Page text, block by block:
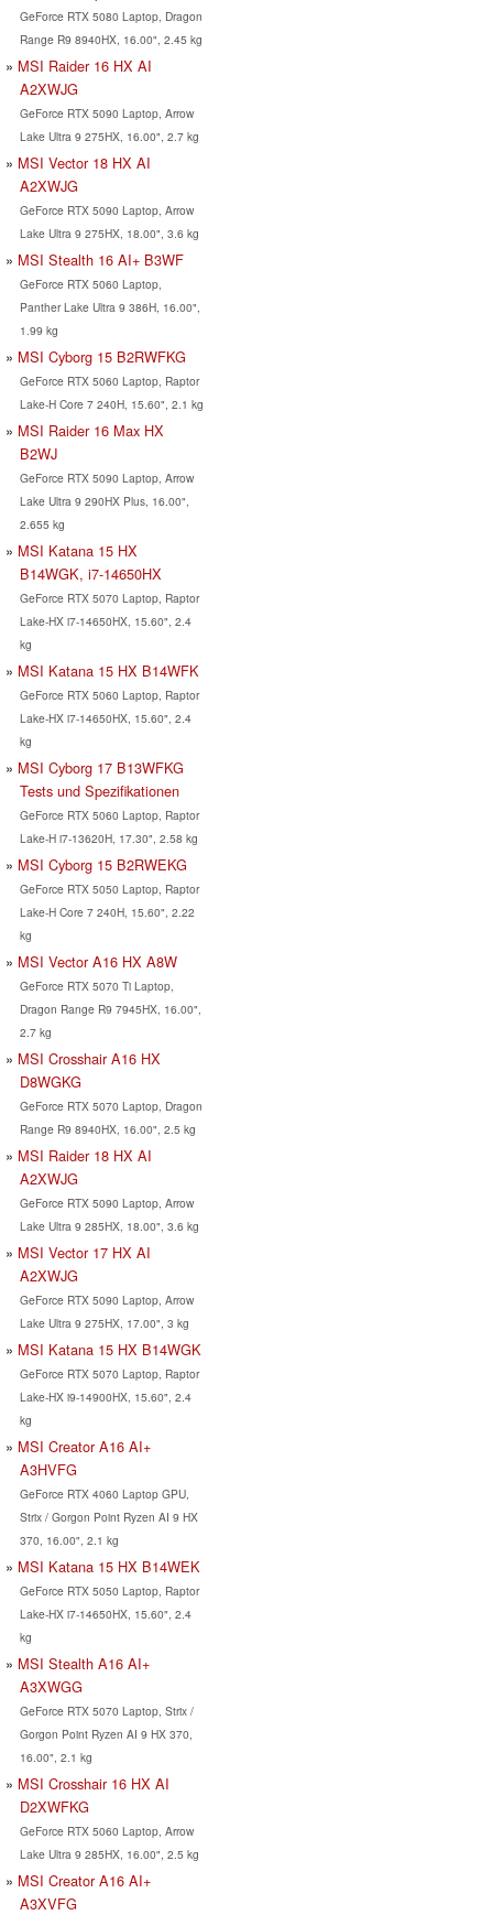
GeForce RTX 5080 Laptop, Dragon
Range R9 8940HX, 16.00", 2.45 kg
MSI Raider 16 HX AI
A2XWJG
GeForce RTX 5090 Laptop, Arrow
Lake Ultra 9 275HX, 16.00", 2.7 kg
MSI Vector 18 HX AI
A2XWJG
GeForce RTX 5090 Laptop, Arrow
Lake Ultra 9 275HX, 18.00", 3.6 kg
MSI Stealth 16 AI+ B3WF
GeForce RTX 5060 Laptop,
Panther Lake Ultra 9 386H, 16.00",
1.99 kg
MSI Cyborg 15 B2RWFKG
GeForce RTX 5060 Laptop, Raptor
Lake-H Core 7 240H, 15.60", 2.1 kg
MSI Raider 16 Max HX
B2WJ
GeForce RTX 5090 Laptop, Arrow
Lake Ultra 9 290HX Plus, 16.00",
2.655 kg
MSI Katana 15 HX
B14WGK, i7-14650HX
GeForce RTX 5070 Laptop, Raptor
Lake-HX i7-14650HX, 15.60", 2.4
kg
MSI Katana 15 HX B14WFK
GeForce RTX 5060 Laptop, Raptor
Lake-HX i7-14650HX, 15.60", 2.4
kg
MSI Cyborg 17 B13WFKG
Tests und Spezifikationen
GeForce RTX 5060 Laptop, Raptor
Lake-H i7-13620H, 17.30", 2.58 kg
MSI Cyborg 15 B2RWEKG
GeForce RTX 5050 Laptop, Raptor
Lake-H Core 7 240H, 15.60", 2.22
kg
MSI Vector A16 HX A8W
GeForce RTX 5070 Ti Laptop,
Dragon Range R9 7945HX, 16.00",
2.7 kg
MSI Crosshair A16 HX
D8WGKG
GeForce RTX 5070 Laptop, Dragon
Range R9 8940HX, 16.00", 2.5 kg
MSI Raider 18 HX AI
A2XWJG
GeForce RTX 5090 Laptop, Arrow
Lake Ultra 9 285HX, 18.00", 3.6 kg
MSI Vector 17 HX AI
A2XWJG
GeForce RTX 5090 Laptop, Arrow
Lake Ultra 9 275HX, 17.00", 3 kg
MSI Katana 15 HX B14WGK
GeForce RTX 5070 Laptop, Raptor
Lake-HX i9-14900HX, 15.60", 2.4
kg
MSI Creator A16 AI+
A3HVFG
GeForce RTX 4060 Laptop GPU,
Strix / Gorgon Point Ryzen AI 9 HX
370, 16.00", 2.1 kg
MSI Katana 15 HX B14WEK
GeForce RTX 5050 Laptop, Raptor
Lake-HX i7-14650HX, 15.60", 2.4
kg
MSI Stealth A16 AI+
A3XWGG
GeForce RTX 5070 Laptop, Strix /
Gorgon Point Ryzen AI 9 HX 370,
16.00", 2.1 kg
MSI Crosshair 16 HX AI
D2XWFKG
GeForce RTX 5060 Laptop, Arrow
Lake Ultra 9 285HX, 16.00", 2.5 kg
MSI Creator A16 AI+
A3XVFG